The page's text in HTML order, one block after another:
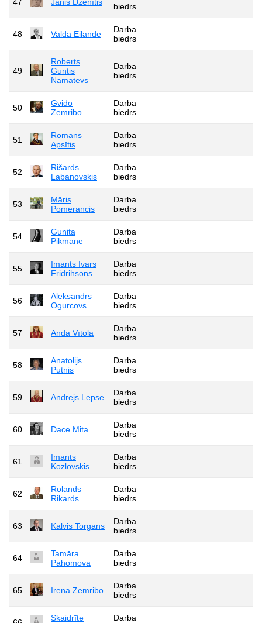
biedrs
48 Valda Eilande
Darba
biedrs
49
Roberts
Guntis
Namatēvs
Darba
biedrs
50
Gvido
Zemribo
Darba
biedrs
51
Romāns
Apsītis
Darba
biedrs
52
Rišards
Labanovskis
Darba
biedrs
53
Māris
Pomerancis
Darba
biedrs
54
Gunita
Pikmane
Darba
biedrs
55
Imants Ivars
Fridrihsons
Darba
biedrs
56
Aleksandrs
Ogurcovs
Darba
biedrs
57 Anda Vītola
Darba
biedrs
58
Anatolijs
Putnis
Darba
biedrs
59 Andrejs Lepse
Darba
biedrs
60 Dace Mita
Darba
biedrs
61
Imants
Kozlovskis
Darba
biedrs
62
Rolands
Rikards
Darba
biedrs
63 Kalvis Torgāns
Darba
biedrs
64
Tamāra
Pahomova
Darba
biedrs
65 Irēna Zemribo
Darba
biedrs
Skaidrīte
Darba